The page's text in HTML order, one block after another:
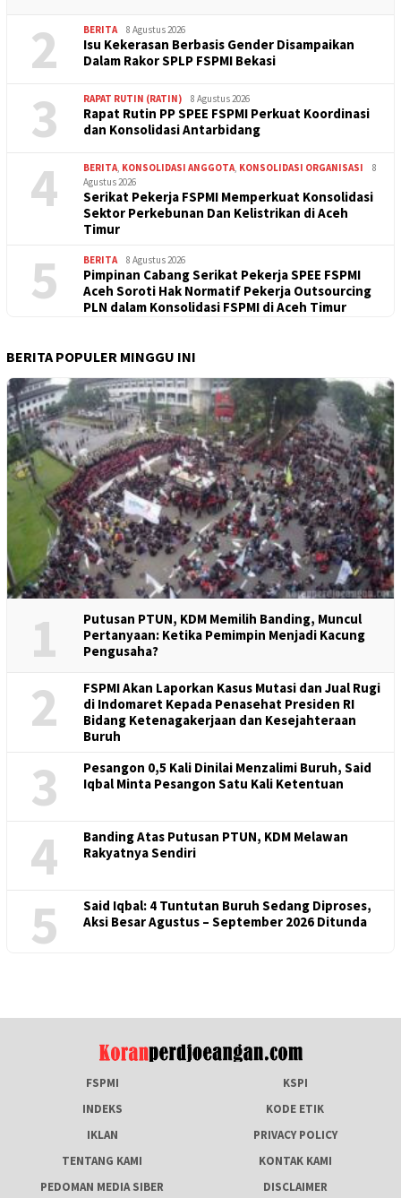
2 BERITA 8 Agustus 2026
Isu Kekerasan Berbasis Gender Disampaikan
Dalam Rakor SPLP FSPMI Bekasi
3 RAPAT RUTIN (RATIN) 8 Agustus 2026
Rapat Rutin PP SPEE FSPMI Perkuat Koordinasi
dan Konsolidasi Antarbidang
4 BERITA, KONSOLIDASI ANGGOTA, KONSOLIDASI ORGANISASI
8
Agustus 2026
Serikat Pekerja FSPMI Memperkuat Konsolidasi
Sektor Perkebunan Dan Kelistrikan di Aceh
Timur
5 BERITA 8 Agustus 2026
Pimpinan Cabang Serikat Pekerja SPEE FSPMI
Aceh Soroti Hak Normatif Pekerja Outsourcing
PLN dalam Konsolidasi FSPMI di Aceh Timur
BERITA POPULER MINGGU INI
1
Putusan PTUN, KDM Memilih Banding, Muncul
Pertanyaan: Ketika Pemimpin Menjadi Kacung
Pengusaha?
2
FSPMI Akan Laporkan Kasus Mutasi dan Jual Rugi
di Indomaret Kepada Penasehat Presiden RI
Bidang Ketenagakerjaan dan Kesejahteraan
Buruh
3
Pesangon 0,5 Kali Dinilai Menzalimi Buruh, Said
Iqbal Minta Pesangon Satu Kali Ketentuan
4
Banding Atas Putusan PTUN, KDM Melawan
Rakyatnya Sendiri
5
Said Iqbal: 4 Tuntutan Buruh Sedang Diproses,
Aksi Besar Agustus – September 2026 Ditunda
FSPMI
KSPI
INDEKS
KODE ETIK
IKLAN
PRIVACY POLICY
TENTANG KAMI
KONTAK KAMI
PEDOMAN MEDIA SIBER
DISCLAIMER